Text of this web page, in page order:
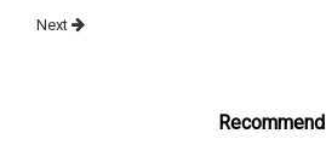
Next
Recommend